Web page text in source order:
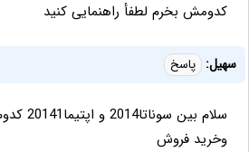
کدومش بخرم لطفأ راهنمایی کنید
سهیل: پاسخ
سلام بین
وخرید فروش